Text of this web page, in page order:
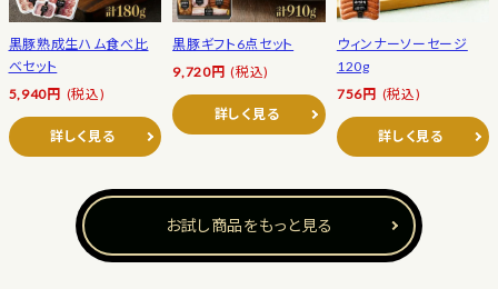
黒豚熟成生ハム食べ比
べセット
5,940円 (税込)
詳しく見る
黒豚ギフト6点セット
9,720円 (税込)
詳しく見る
ウィンナーソーセージ
120g
756円 (税込)
詳しく見る
お試し商品をもっと見る